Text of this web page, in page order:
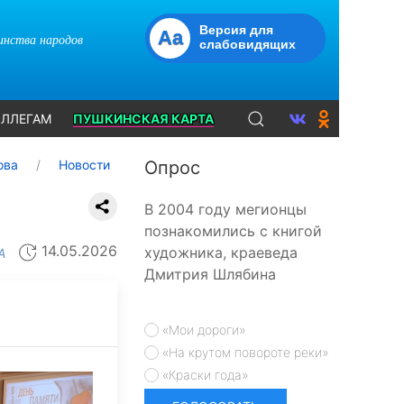
народов Aa
Версия для
слабовидящих
ПУШКИНСКАЯ КАРТА
Новости
14.05.2026
Опрос
В 2004 году мегионцы
познакомились с книгой
художника, краеведа
Дмитрия Шлябина
«Мои дороги»
«На крутом повороте реки»
«Краски года»